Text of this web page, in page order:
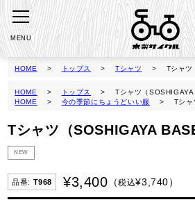
MENU
HOME トップス Tシャツ Tシャツ
HOME トップス
Tシャツ（SOSHIGAYA
HOME
今の季節にちょうどいい服 Tシャ
Tシャツ（SOSHIGAYA
NEW
T968 ¥3,400 ¥3,740
税込